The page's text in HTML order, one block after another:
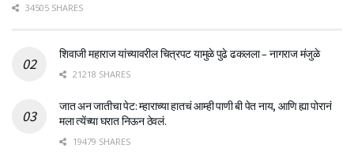
34505 SHARES
शिवाजी महाराज यांच्यावरील चित्रपट यामुळे पुढे ढकलला – नागराज मंजुळे
21218 SHARES
जात अन जातीचा पेट: म्हाराच्या हातचं आम्ही पाणी बी पेत नाय, आणि ह्या पोरानं
मला त्येंच्या घरात निऊन ठेवलं.
19479 SHARES